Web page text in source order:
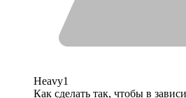
Heavy1
Как сделать так, чтобы в